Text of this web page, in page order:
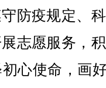
防疫规定、
志愿服务，
心使命，画